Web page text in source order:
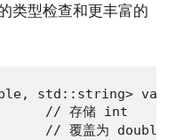
类型检查和更丰富的
std::string> var;
// 存储 int
// 覆盖为 double